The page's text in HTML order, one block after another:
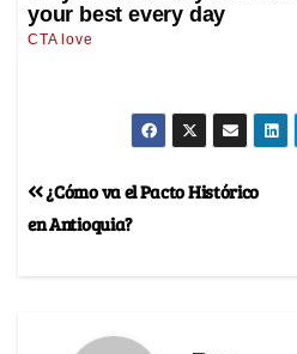
¿Cómo va el Pacto Histórico
en Antioquia?